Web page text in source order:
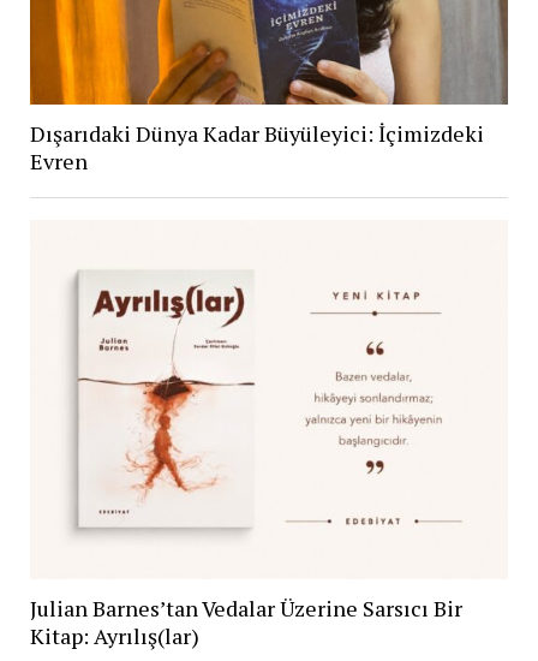
Dışarıdaki Dünya Kadar Büyüleyici: İçimizdeki
Evren
Julian Barnes’tan Vedalar Üzerine Sarsıcı Bir
Kitap: Ayrılış(lar)